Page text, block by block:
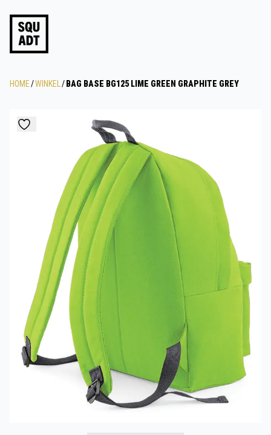
HOME/WINKEL / BAG BASE BG125 LIME GREEN GRAPHITE GREY